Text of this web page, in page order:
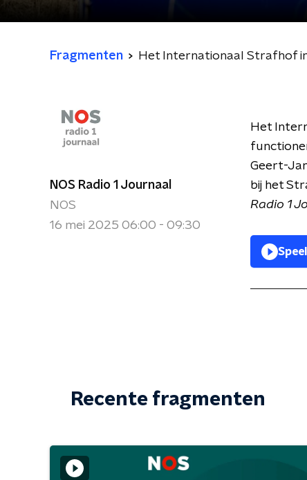
Fragmenten Het Internationaal Strafhof
NOS Radio 1 Journaal
NOS
16 mei 2025 06:00 - 09:30
Het
Geert-
bij het
Radio 1
Recente fragmenten